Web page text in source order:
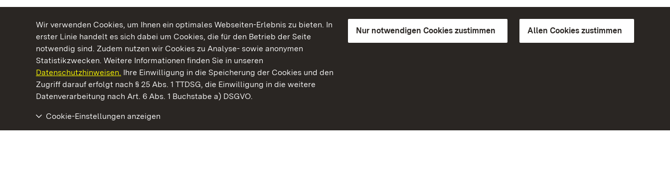
Wir verwenden Cookies, um Ihnen ein optimales Webseiten-Erlebnis zu bieten. In
erster Linie handelt es sich dabei um Cookies, die für den Betrieb der Seite
notwendig sind. Zudem nutzen wir Cookies zu Analyse- sowie anonymen
Statistikzwecken. Weitere Informationen finden Sie in unseren
Datenschutzhinweisen. Ihre Einwilligung in die Speicherung der Cookies und den
Zugriff darauf erfolgt nach § 25 Abs. 1 TTDSG, die Einwilligung in die weitere
Datenverarbeitung nach Art. 6 Abs. 1 Buchstabe a) DSGVO.
Nur notwendigen Cookies zustimmen Allen Cookies zustimmen
Cookie-Einstellungen anzeigen
Kommen. Staunen. Genießen.